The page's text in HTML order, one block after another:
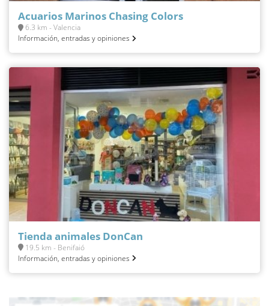
Acuarios Marinos Chasing Colors
6.3 km - Valencia
Información, entradas y opiniones
Tienda animales DonCan
19.5 km - Benifaió
Información, entradas y opiniones